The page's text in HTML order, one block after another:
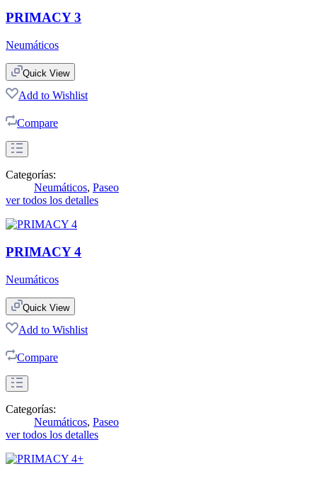
PRIMACY 3
Neumáticos
Quick View
Add to Wishlist
Compare
Categorías:
Neumáticos, Paseo
ver todos los detalles
PRIMACY 4
Neumáticos
Quick View
Add to Wishlist
Compare
Categorías:
Neumáticos, Paseo
ver todos los detalles